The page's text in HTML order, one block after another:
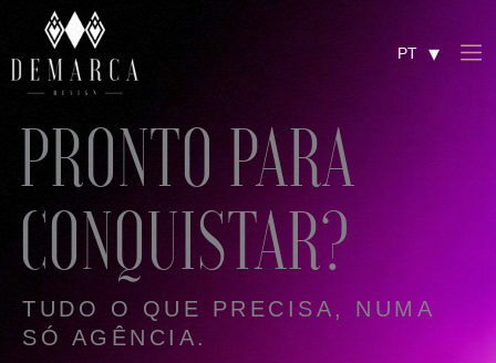
content
PT
EN
PRONTO PARA
CONQUISTAR?
TUDO O QUE PRECISA, NUMA
SÓ AGÊNCIA.